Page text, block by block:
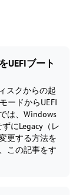
UEFIブート
スクからの起
ードからUEFI
は、Windows
にLegacy（レ
更する方法を
この記事をす